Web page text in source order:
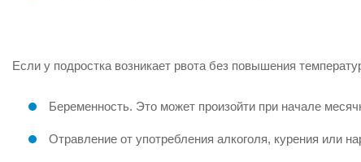
Если у подростка возникает рвота без повышения
Беременность. Это может произойти при начале
Отравление от употребления алкоголя, курения или